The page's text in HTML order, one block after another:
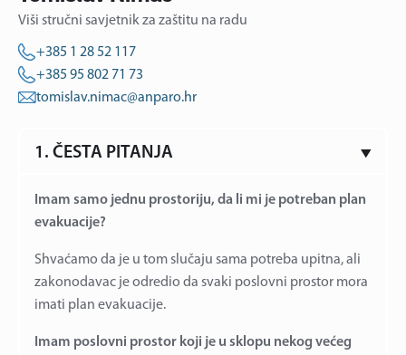
Viši stručni savjetnik za zaštitu na radu
+385 1 28 52 117
+385 95 802 71 73
tomislav.nimac@anparo.hr
1. ČESTA PITANJA
Imam samo jednu prostoriju, da li mi je potreban plan
evakuacije?
Shvaćamo da je u tom slučaju sama potreba upitna, ali
zakonodavac je odredio da svaki poslovni prostor mora
imati plan evakuacije.
Imam poslovni prostor koji je u sklopu nekog većeg